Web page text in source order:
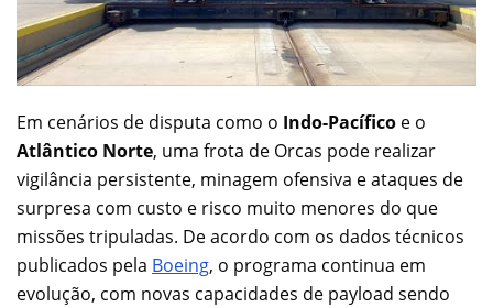
Em cenários de disputa como o Indo-Pacífico e o
Atlântico Norte, uma frota de Orcas pode realizar
vigilância persistente, minagem ofensiva e ataques de
surpresa com custo e risco muito menores do que
missões tripuladas. De acordo com os dados técnicos
publicados pela Boeing, o programa continua em
evolução, com novas capacidades de payload sendo